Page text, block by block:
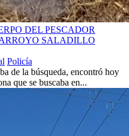
DEL PESCADOR
SALADILLO
Policía
de la búsqueda, encontró hoy
que se buscaba en...